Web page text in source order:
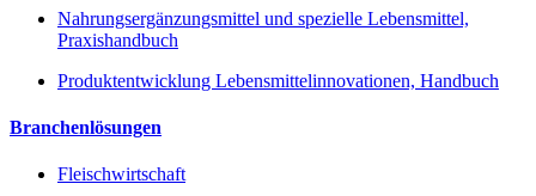
Nahrungsergänzungsmittel und spezielle Lebensmittel,
Praxishandbuch
Produktentwicklung Lebensmittelinnovationen, Handbuch
Branchenlösungen
Fleischwirtschaft